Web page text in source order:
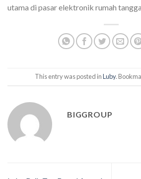
utama di pasar elektronik rumah
This entry was posted inLuby.
BIGGROUP